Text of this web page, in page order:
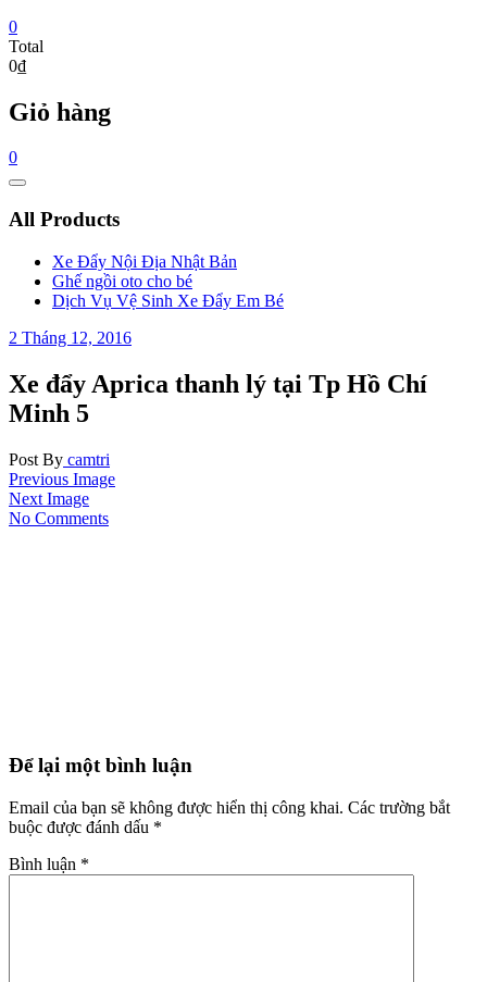
0
Total
0₫
Giỏ hàng
0
Catalog
All Products
Xe Đẩy Nội Địa Nhật Bản
Ghế ngồi oto cho bé
Dịch Vụ Vệ Sinh Xe Đẩy Em Bé
2 Tháng 12, 2016
Xe đẩy Aprica thanh lý tại Tp Hồ Chí
Minh 5
Post By camtri
Previous Image
Next Image
No Comments
Để lại một bình luận
Email của bạn sẽ không được hiển thị công khai. Các trường bắt
buộc được đánh dấu *
Bình luận *